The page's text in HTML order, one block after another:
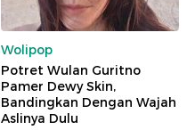
Wolipop
Potret Wulan Guritno
Pamer Dewy Skin,
Bandingkan Dengan Wajah
Aslinya Dulu